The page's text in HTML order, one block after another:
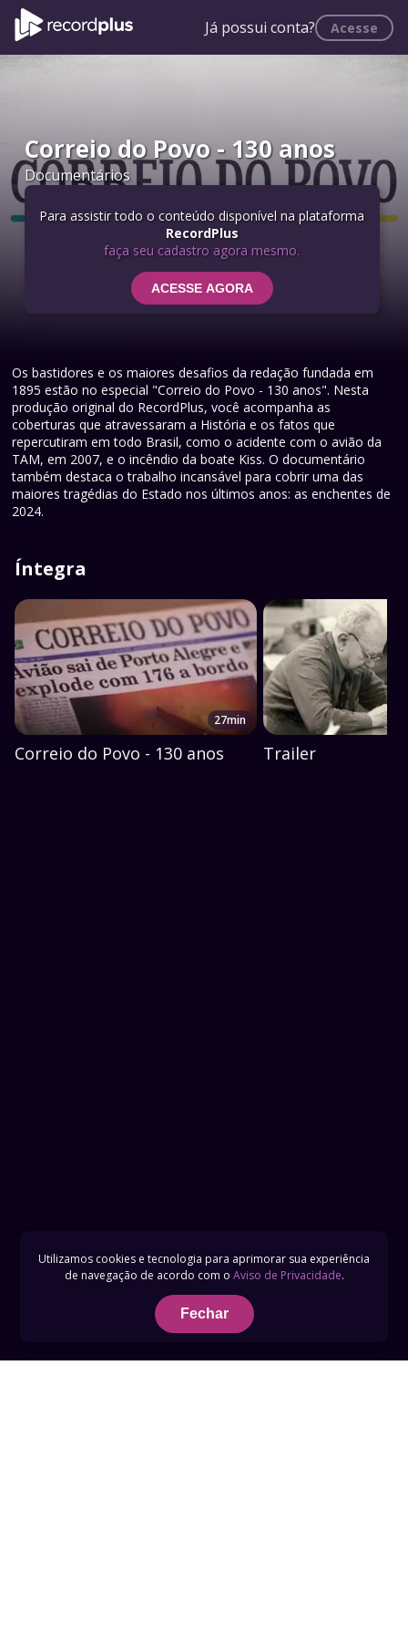
Já possui conta? Acesse
Correio do Povo - 130 anos
Documentários
Para assistir todo o conteúdo disponível na plataforma
RecordPlus
faça seu cadastro agora mesmo.
ACESSE AGORA
Os bastidores e os maiores desafios da redação fundada em
1895 estão no especial "Correio do Povo - 130 anos". Nesta
produção original do RecordPlus, você acompanha as
coberturas que atravessaram a História e os fatos que
repercutiram em todo Brasil, como o acidente com o avião da
TAM, em 2007, e o incêndio da boate Kiss. O documentário
também destaca o trabalho incansável para cobrir uma das
maiores tragédias do Estado nos últimos anos: as enchentes de
2024.
Íntegra
27min
Correio do Povo - 130 anos Trailer
Utilizamos cookies e tecnologia para aprimorar sua experiência
de navegação de acordo com o Aviso de Privacidade.
Fechar